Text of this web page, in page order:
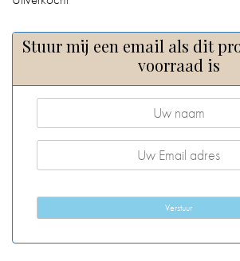
Stuur mij een email als dit
voorraad is
Verstuur